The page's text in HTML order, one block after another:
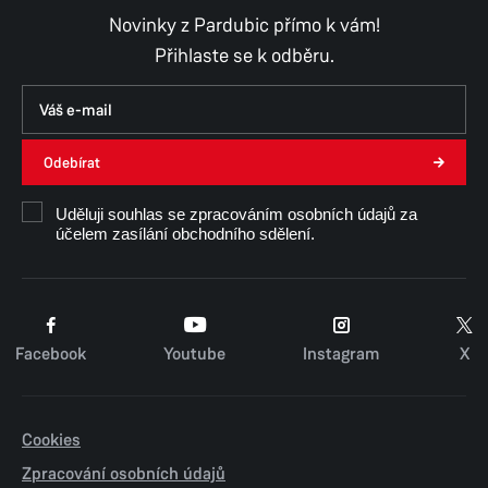
8:00–11:30, 12:30–15:00
8:00–11:30, 12:30–17:00
Čtvrtek 8:00–11:30, 12:30–15:00
Pátek
Pátek: Mimo odbor investiční a správní nebo
Číslo příjmového účtu: 181570036/0300
Novinky z Pardubic přímo k vám!
Přihlaste se k odběru.
Odebírat
Uděluji souhlas se zpracováním osobních údajů za
účelem zasílání obchodního sdělení.
Facebook Youtube Instagram X
Cookies
Zpracování osobních údajů